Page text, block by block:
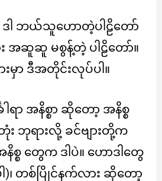
ဒါ ဘယ်သူဟောတဲ့ပါဠိတော်
အဆူဆူ မစွန့်တဲ့ ပါဠိတော်။
မှာ ဒီအတိုင်းလုပ်ပါ။
ါရာ အနိစ္စာ ဆိုတော့ အနိစ္စ
ဘုရားလို့ ခင်ဗျားတို့က
စ္စ တွေက ဒါပဲ။ ဟောဒါတွေ
)၊ တစ်ပြိုင်နက်လား ဆိုတော့